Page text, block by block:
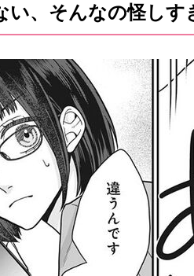
い、そんなの怪しす